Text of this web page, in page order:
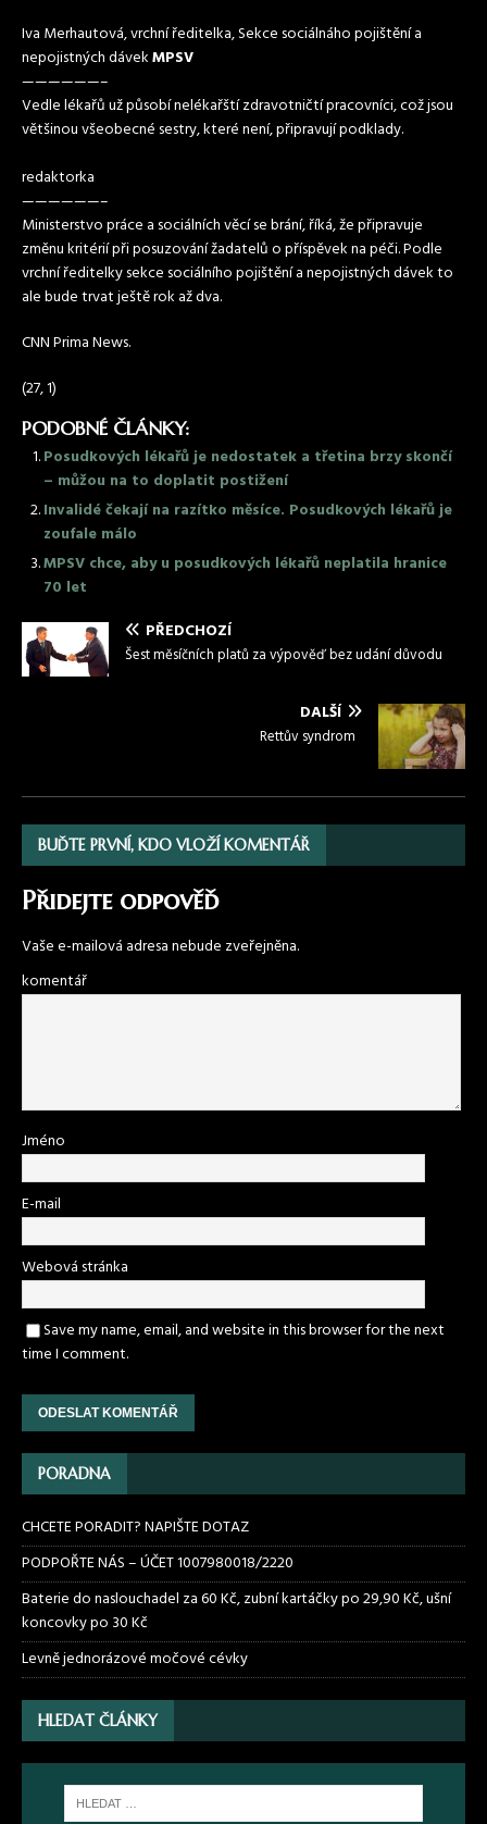
Iva Merhautová, vrchní ředitelka, Sekce sociálnáho pojištění a
nepojistných dávekMPSV
——————–
Vedle lékařů už působí nelékařští zdravotničtí pracovníci, což jsou
většinou všeobecné sestry, které není, připravují podklady.
redaktorka
——————–
Ministerstvo práce a sociálních věcí se brání, říká, že připravuje
změnu kritérií při posuzování žadatelů o příspěvek na péči. Podle
vrchní ředitelky sekce sociálního pojištění a nepojistných dávek to
ale bude trvat ještě rok až dva.
CNN Prima News.
(27, 1)
PODOBNÉ ČLÁNKY:
Posudkových lékařů je nedostatek a třetina brzy skončí
– můžou na to doplatit postižení
Invalidé čekají na razítko měsíce. Posudkových lékařů je
zoufale málo
MPSV chce, aby u posudkových lékařů neplatila hranice
70 let
PŘEDCHOZÍ
Šest měsíčních platů za výpověď bez udání důvodu
DALŠÍ
Rettův syndrom
BUĎTE PRVNÍ, KDO VLOŽÍ KOMENTÁŘ
Přidejte odpověď
Vaše e-mailová adresa nebude zveřejněna.
komentář
Jméno
E-mail
Webová stránka
Save my name, email, and website in this browser for the next
time I comment.
PORADNA
CHCETE PORADIT? NAPIŠTE DOTAZ
PODPOŘTE NÁS – ÚČET 1007980018/2220
Baterie do naslouchadel za 60 Kč, zubní kartáčky po 29,90 Kč, ušní
koncovky po 30 Kč
Levně jednorázové močové cévky
HLEDAT ČLÁNKY